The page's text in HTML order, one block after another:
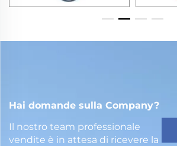
Hai domande sulla Company?
Il nostro team professionale
vendite è in attesa di ricevere la